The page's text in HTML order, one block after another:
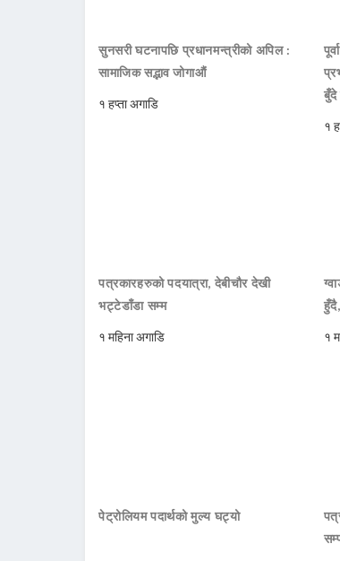
सुनसरी घटनापछि प्रधानमन्त्रीको अपिल :
सामाजिक सद्भाव जोगाऔं
१ हप्ता अगाडि
बुँदे
१
पत्रकारहरुको पदयात्रा, देबीचौर देखी
भट्टेडाँडा सम्म
१ महिना अगाडि १
पेट्रोलियम पदार्थको मुल्य घट्यो